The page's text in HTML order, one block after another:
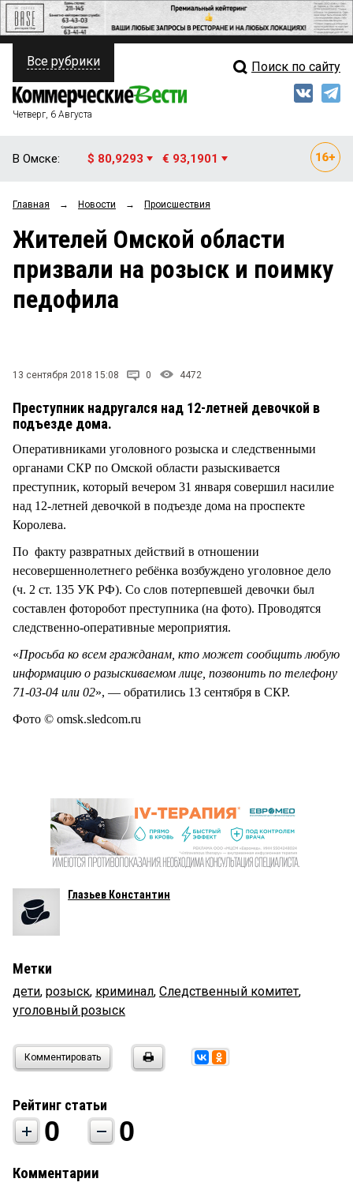
ПОЛИТИКА
ФИНАНСЫ
ОБЩЕСТВО
ЗАКОН
НОВОСТИ КОМПАНИЙ
Свежий выпуск
Мнения
Рейтинги
Блоги
Все рубрики Поиск по сайту
Четверг, 6 Августа
В Омске: $ 80,9293 € 93,1901
Главная → Новости → Происшествия
Жителей Омской области
призвали на розыск и поимку
педофила
13 сентября 2018 15:08 0 4472
Преступник надругался над 12-летней девочкой в
подъезде дома.
Оперативниками уголовного розыска и следственными
органами СКР по Омской области разыскивается
преступник, который вечером 31 января совершил насилие
над 12-летней девочкой в подъезде дома на проспекте
Королева.
По факту развратных действий в отношении
несовершеннолетнего ребёнка возбуждено уголовное дело
(ч. 2 ст. 135 УК РФ). Со слов потерпевшей девочки был
составлен фоторобот преступника (на фото). Проводятся
следственно-оперативные мероприятия.
«Просьба ко всем гражданам, кто может сообщить любую
информацию о разыскиваемом лице, позвонить по телефону
71-03-04 или 02», — обратились 13 сентября в СКР.
Фото © omsk.sledcom.ru
Глазьев Константин
Метки
дети, розыск, криминал, Следственный комитет,
уголовный розыск
Комментировать
Рейтинг статьи
0 0
Комментарии